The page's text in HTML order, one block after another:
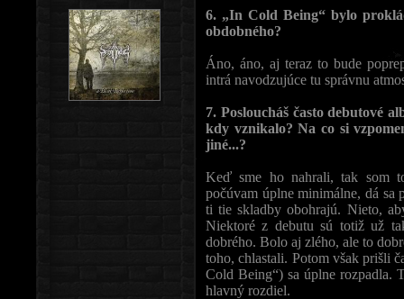
6. „In Cold Being“ bylo
obdobného?
Áno, áno, aj teraz to bude
intrá navodzujúce tu správnu
7. Posloucháš často debutové
kdy vznikalo? Na co si
jiné...?
Keď sme ho nahrali, tak som
počúvam úplne minimálne, dá sa
ti tie skladby obohrajú. Nieto,
Niektoré z debutu sú totiž už
dobrého. Bolo aj zlého, ale to
toho, chlastali. Potom však prišli
Cold Being“) sa úplne rozpadla.
hlavný rozdiel.